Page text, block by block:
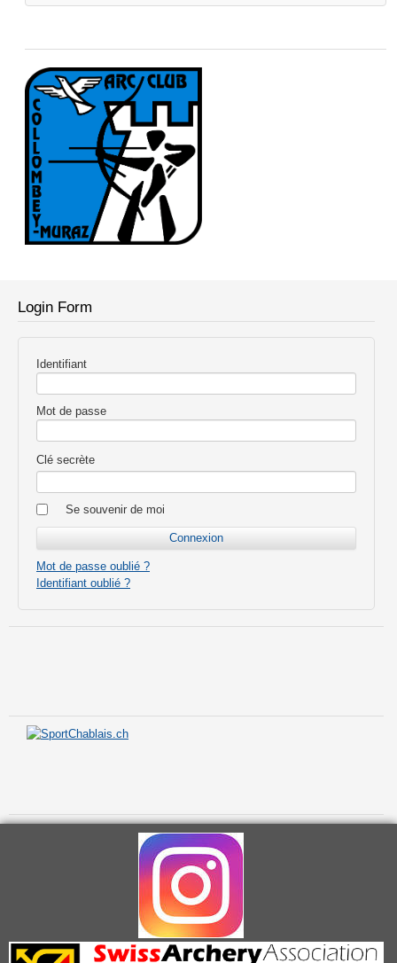
Login Form
Identifiant
Mot de passe
Clé secrète
Se souvenir de moi
Mot de passe oublié ?
Identifiant oublié ?